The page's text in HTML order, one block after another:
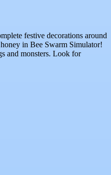
festive decorations around
in Bee Swarm Simulator!
and monsters. Look for